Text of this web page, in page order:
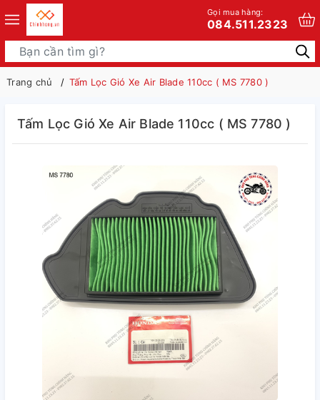
Gọi mua hàng:
084.511.2323
Trang chủ Tấm Lọc Gió Xe Air Blade 110cc ( MS 7780 )
Tấm Lọc Gió Xe Air Blade 110cc ( MS 7780 )